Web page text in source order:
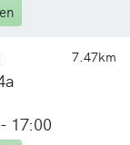
7.47km
17:00